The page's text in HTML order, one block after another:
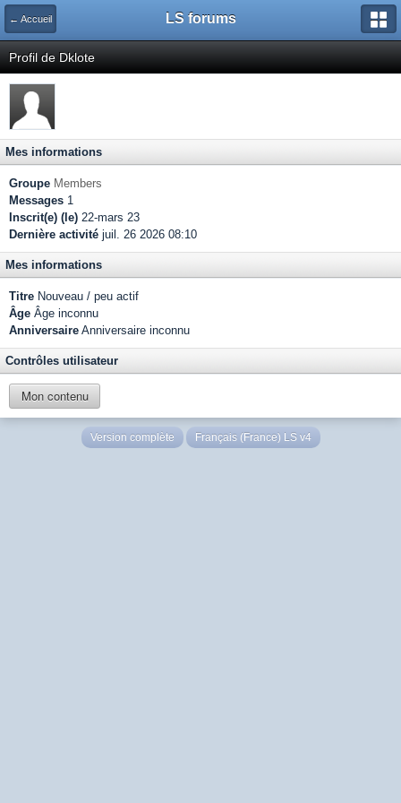
← Accueil LS forums
Profil de Dklote
Mes informations
Groupe Members
Messages 1
Inscrit(e) (le) 22-mars 23
Dernière activité juil. 26 2026 08:10
Mes informations
Titre Nouveau / peu actif
Âge Âge inconnu
Anniversaire Anniversaire inconnu
Contrôles utilisateur
Mon contenu
Version complète Français (France) LS v4